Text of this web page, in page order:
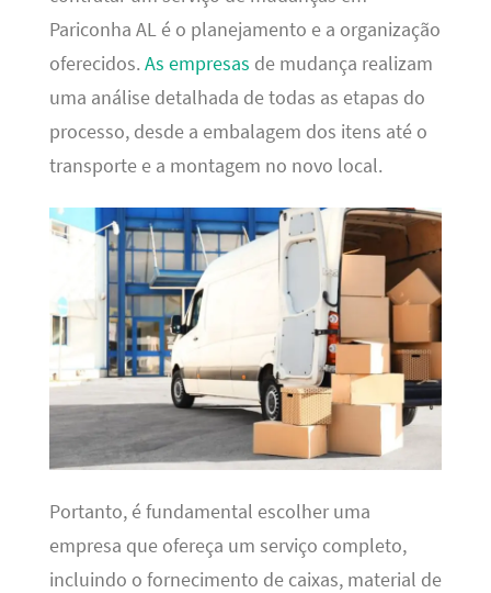
Pariconha AL é o planejamento e a organização
oferecidos. As empresas de mudança realizam
uma análise detalhada de todas as etapas do
processo, desde a embalagem dos itens até o
transporte e a montagem no novo local.
Portanto, é fundamental escolher uma
empresa que ofereça um serviço completo,
incluindo o fornecimento de caixas, material de